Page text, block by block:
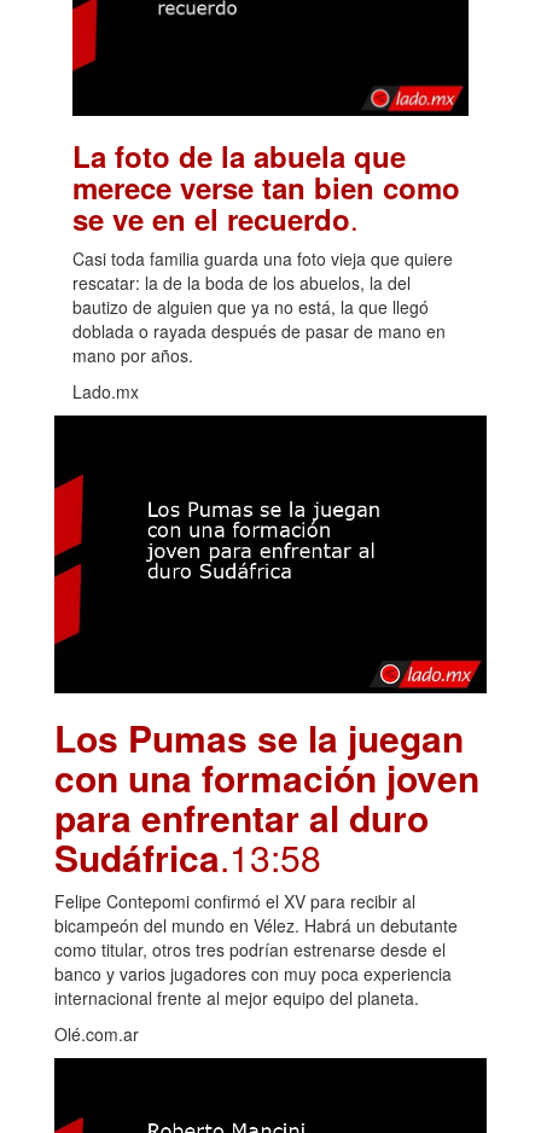
La foto de la abuela que
merece verse tan bien como
se ve en el recuerdo.
Casi toda familia guarda una foto vieja que quiere
rescatar: la de la boda de los abuelos, la del
bautizo de alguien que ya no está, la que llegó
doblada o rayada después de pasar de mano en
mano por años.
Lado.mx
Los Pumas se la juegan
con una formación joven
para enfrentar al duro
Sudáfrica.13:58
Felipe Contepomi confirmó el XV para recibir al
bicampeón del mundo en Vélez. Habrá un debutante
como titular, otros tres podrían estrenarse desde el
banco y varios jugadores con muy poca experiencia
internacional frente al mejor equipo del planeta.
Olé.com.ar